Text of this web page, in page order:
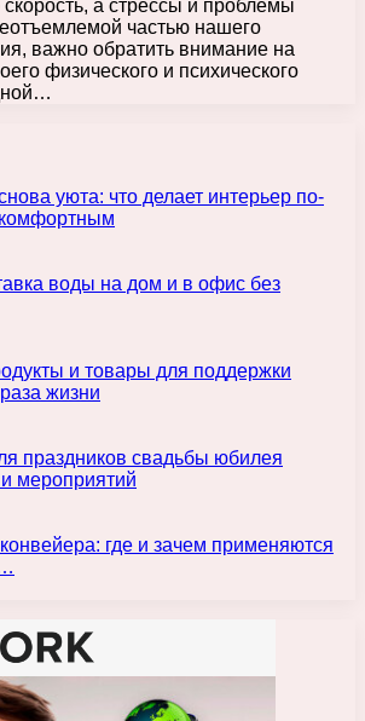
а стрессы и проблемы
частью нашего
важно обратить внимание на
физического и психического
уюта: что делает интерьер по-
воды на дом и в офис без
и товары для поддержки
жизни
праздников свадьбы юбилея
мероприятий
где и зачем применяются